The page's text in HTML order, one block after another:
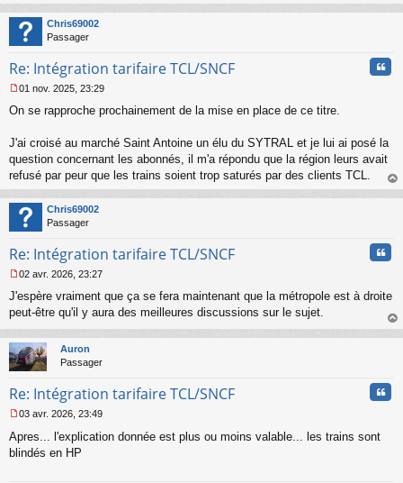
g
e
n
n
u
au
Chris69002
Passager
Re: Intégration tarifaire TCL/SNCF
e
s
g
e
n
o
n
l
01 nov. 2025, 23:29
On se rapproche prochainement de la mise en place de ce titre.
J'ai croisé au marché Saint Antoine un élu du SYTRAL et je lui ai posé la
question concernant les abonnés, il m'a répondu que la région leurs avait
refusé par peur que les trains soient trop saturés par des clients TCL.
au
Chris69002
Passager
Re: Intégration tarifaire TCL/SNCF
e
s
a
g
e
o
l
u
02 avr. 2026, 23:27
J'espère vraiment que ça se fera maintenant que la métropole est à droite
peut-être qu'il y aura des meilleures discussions sur le sujet.
au
Auron
Passager
Re: Intégration tarifaire TCL/SNCF
e
s
03 avr. 2026, 23:49
Apres... l'explication donnée est plus ou moins valable... les trains sont
blindés en HP